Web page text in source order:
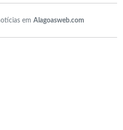
em Alagoasweb.com